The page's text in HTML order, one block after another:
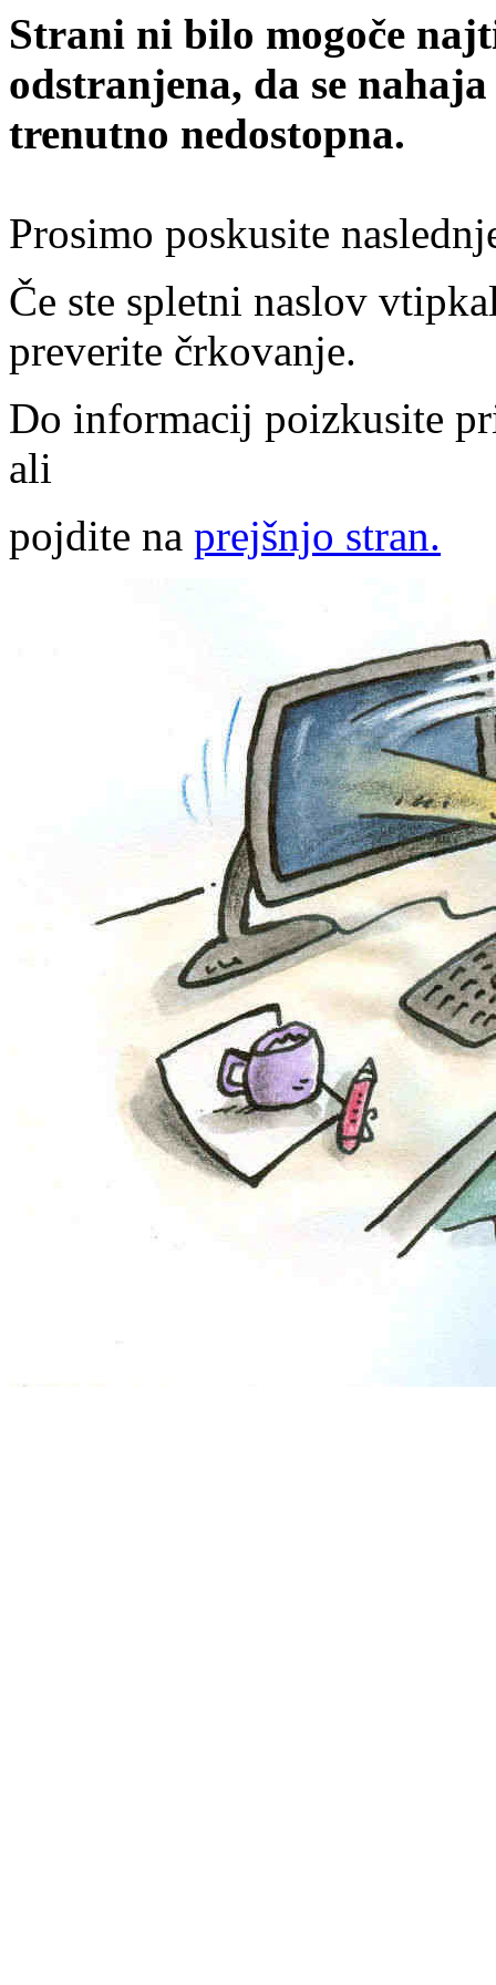
Strani ni bilo mogoče
odstranjena, da se
trenutno nedostopna.
Prosimo poskusite
Če ste spletni naslov
preverite črkovanje.
Do informacij poizkusite
ali
pojdite na prejšnjo stran.